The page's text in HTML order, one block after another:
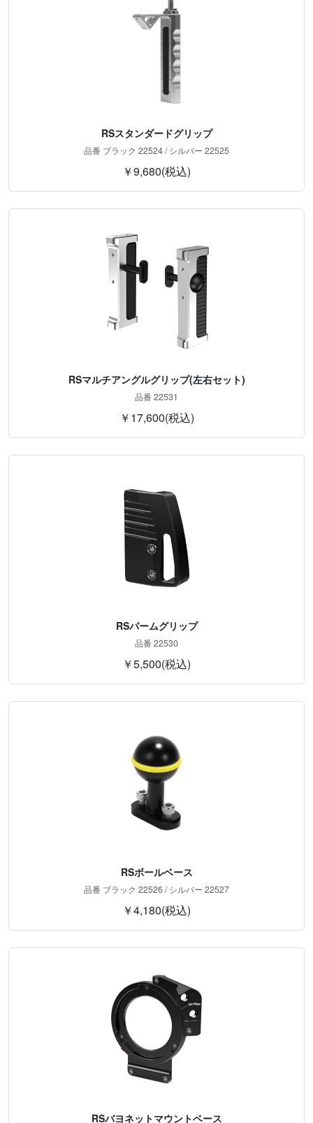
RSスタンダードグリップ
品番 ブラック 22524 / シルバー 22525
￥9,680(税込)
RSマルチアングルグリップ(左右セット)
品番 22531
￥17,600(税込)
RSパームグリップ
品番 22530
￥5,500(税込)
RSボールベース
品番 ブラック 22526 / シルバー 22527
￥4,180(税込)
RSバヨネットマウントベース